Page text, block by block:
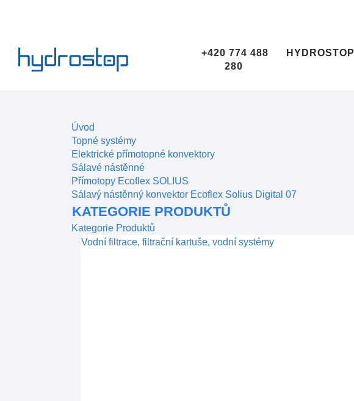
+420 774 488
280
HYDROSTOP
Úvod
Topné systémy
Elektrické přímotopné konvektory
Sálavé nástěnné
Přímotopy Ecoflex SOLIUS
Sálavý nástěnný konvektor Ecoflex Solius Digital 07
KATEGORIE PRODUKTŮ
Kategorie Produktů
Vodní filtrace, filtrační kartuše, vodní systémy